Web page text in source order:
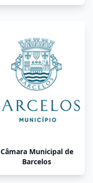
Câmara Municipal de
Barcelos